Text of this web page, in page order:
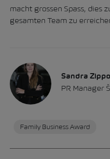
macht grossen Spass, dies
gesamten Team zu
Sandra Zippo
PR Manager
Family Business Award